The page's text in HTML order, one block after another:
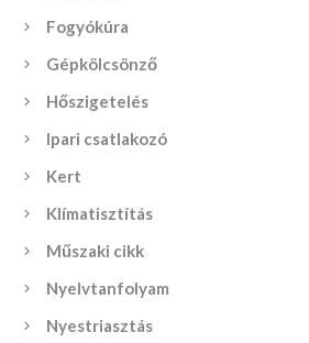
Fogyókúra
Gépkölcsönző
Hőszigetelés
Ipari csatlakozó
Kert
Klímatisztítás
Műszaki cikk
Nyelvtanfolyam
Nyestriasztás